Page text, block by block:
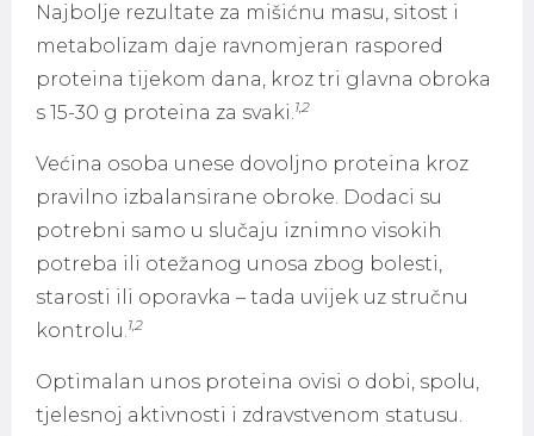
Najbolje rezultate za mišićnu masu, sitost i
metabolizam daje ravnomjeran raspored
proteina tijekom dana, kroz tri glavna obroka
s 15-30 g proteina za svaki.1,2
Većina osoba unese dovoljno proteina kroz
pravilno izbalansirane obroke. Dodaci su
potrebni samo u slučaju iznimno visokih
potreba ili otežanog unosa zbog bolesti,
starosti ili oporavka – tada uvijek uz stručnu
kontrolu.1,2
Optimalan unos proteina ovisi o dobi, spolu,
tjelesnoj aktivnosti i zdravstvenom statusu.